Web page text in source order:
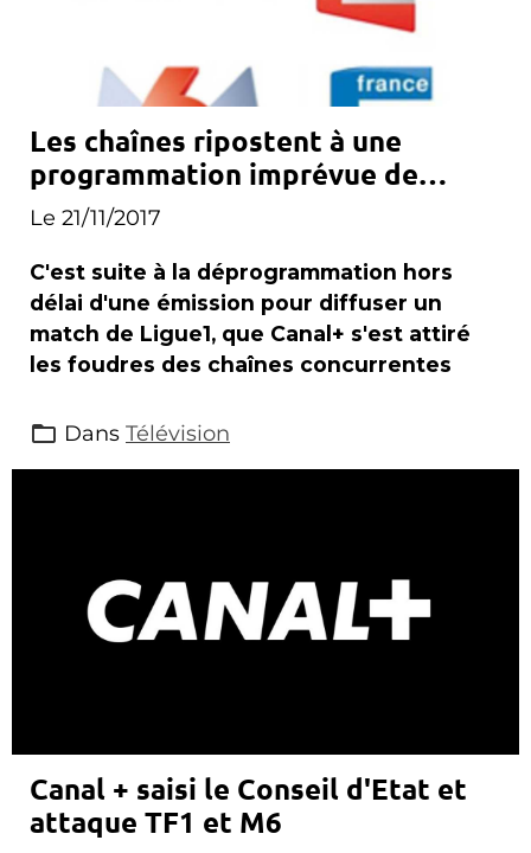
Les chaînes ripostent à une
programmation imprévue de
Canal+
Le 21/11/2017
C'est suite à la déprogrammation hors
délai d'une émission pour diffuser un
match de Ligue1, que Canal+ s'est attiré
les foudres des chaînes concurrentes
Dans Télévision
Canal + saisi le Conseil d'Etat et
attaque TF1 et M6